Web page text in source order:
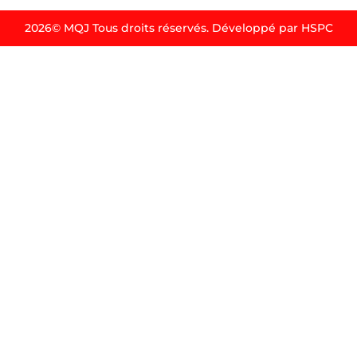
2026© MQJ Tous droits réservés. Développé par HSPC